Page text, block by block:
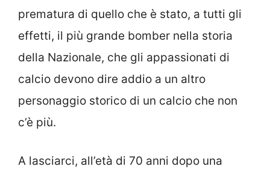
prematura di quello che è stato, a tutti gli
effetti, il più grande bomber nella storia
della Nazionale, che gli appassionati di
calcio devono dire addio a un altro
personaggio storico di un calcio che non
c’è più.
A lasciarci, all’età di 70 anni dopo una